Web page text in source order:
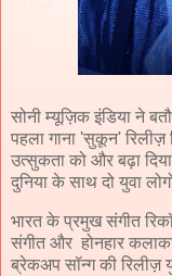
सोनी म्यूज़िक इंडिया ने
पहला गाना 'सुकून'
उत्सुकता को और बढ़ा
दुनिया के साथ दो युवा
भारत के प्रमुख संगीत
संगीत और होनहार
ब्रेकअप सॉन्ग की रिलीज़